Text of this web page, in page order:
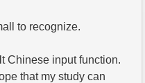
to recognize.
Chinese input function.
that my study can